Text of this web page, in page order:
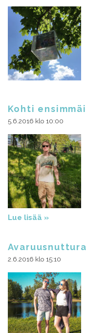
Kohti
5.6.2016 klo 10:00
Lue lisää »
2.6.2016 klo 15:10